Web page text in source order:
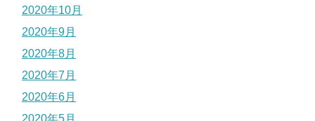
2020年10月
2020年9月
2020年8月
2020年7月
2020年6月
2020年5月